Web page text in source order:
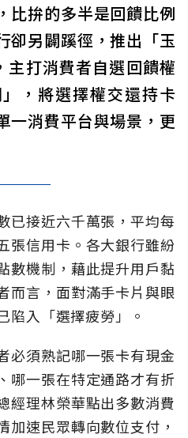
比拚的多半是回饋比例
卻另闢蹊徑，推出「玉
打消費者自選回饋權
，將選擇權交還持卡
一消費平台與場景，更
已接近六千萬張，平均每
張信用卡。各大銀行雖紛
數機制，藉此提升用戶黏
而言，面對滿手卡片與眼
陷入「選擇疲勞」。
必須熟記哪一張卡有現金
哪一張在特定通路才有折
經理林榮華點出多數消費
加速民眾轉向數位支付，